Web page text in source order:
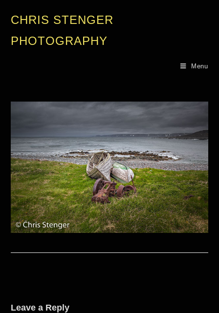
CHRIS STENGER
PHOTOGRAPHY
Menu
Leave a Reply